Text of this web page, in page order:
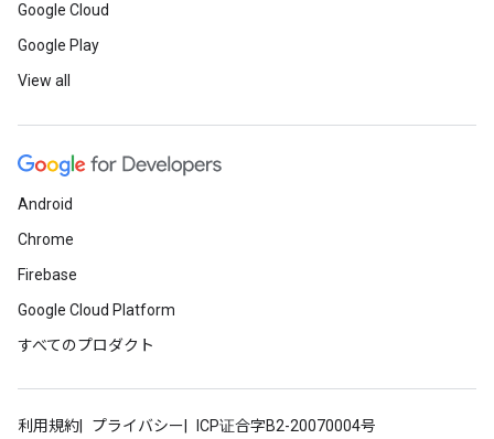
Google Cloud
Google Play
View all
Android
Chrome
Firebase
Google Cloud Platform
すべてのプロダクト
利用規約 プライバシー
ICP证合字B2-20070004号